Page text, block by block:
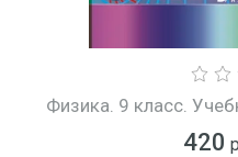
Физика. 9 класс.
420